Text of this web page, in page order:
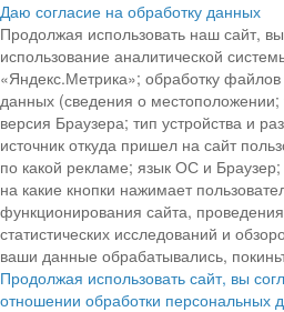
Даю согласие на обработку данных
Продолжая использовать наш сайт,
использование аналитической
«Яндекс.Метрика»; обработку файлов
данных (сведения о
версия Браузера; тип устройства и
источник откуда пришел на сайт
по какой рекламе; язык ОС и
на какие кнопки нажимает
функционирования сайта,
статистических исследований и
ваши данные обрабатывались,
Продолжая использовать сайт, вы
отношении обработки персональных